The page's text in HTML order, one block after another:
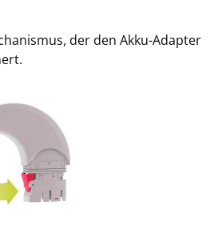
der den Akku-Adapter